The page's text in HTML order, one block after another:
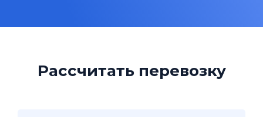
Рассчитать перевозку